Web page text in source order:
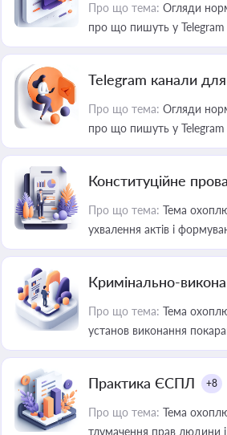
Про що тема: Огляди
про що пишуть у Telegram
Telegram канали
Про що тема: Огляди
про що пишуть у Telegram
Конституційне
Про що тема: Тема
ухвалення актів і
Кримінально-
Про що тема: Тема
установ виконання
Практика ЄСПЛ +8
Про що тема: Тема
тлумачення прав людини